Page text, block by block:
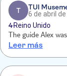
T
TUI
6 de abril
4 Reino Unido
The guide Alex
Leer más